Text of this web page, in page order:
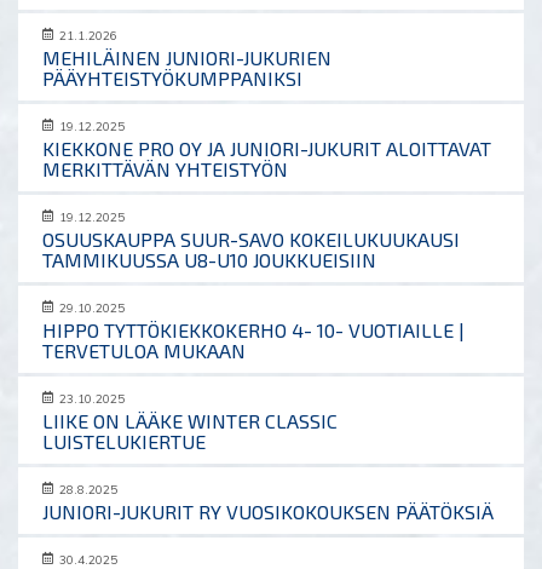
21.1.2026
MEHILÄINEN JUNIORI-JUKURIEN
PÄÄYHTEISTYÖKUMPPANIKSI
19.12.2025
KIEKKONE PRO OY JA JUNIORI-JUKURIT ALOITTAVAT
MERKITTÄVÄN YHTEISTYÖN
19.12.2025
OSUUSKAUPPA SUUR-SAVO KOKEILUKUUKAUSI
TAMMIKUUSSA U8-U10 JOUKKUEISIIN
29.10.2025
HIPPO TYTTÖKIEKKOKERHO 4- 10- VUOTIAILLE |
TERVETULOA MUKAAN
23.10.2025
LIIKE ON LÄÄKE WINTER CLASSIC
LUISTELUKIERTUE
28.8.2025
JUNIORI-JUKURIT RY VUOSIKOKOUKSEN PÄÄTÖKSIÄ
30.4.2025